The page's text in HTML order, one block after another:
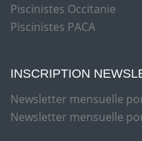
Piscinistes Occitanie
Piscinistes PACA
INSCRIPTION
Newsletter mensuelle
Newsletter mensuelle